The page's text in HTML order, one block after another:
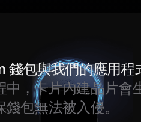
錢包與我們的應用程
中，卡片內建晶片會
包無法被入侵。